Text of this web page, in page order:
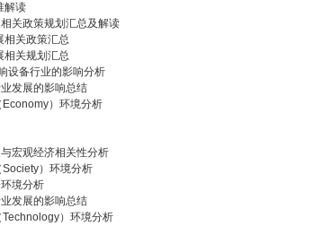
解读
关政策规划汇总及解读
相关政策汇总
相关规划汇总
设备行业的影响分析
发展的影响总结
）环境分析
宏观经济相关性分析
）环境分析
境分析
发展的影响总结
）环境分析